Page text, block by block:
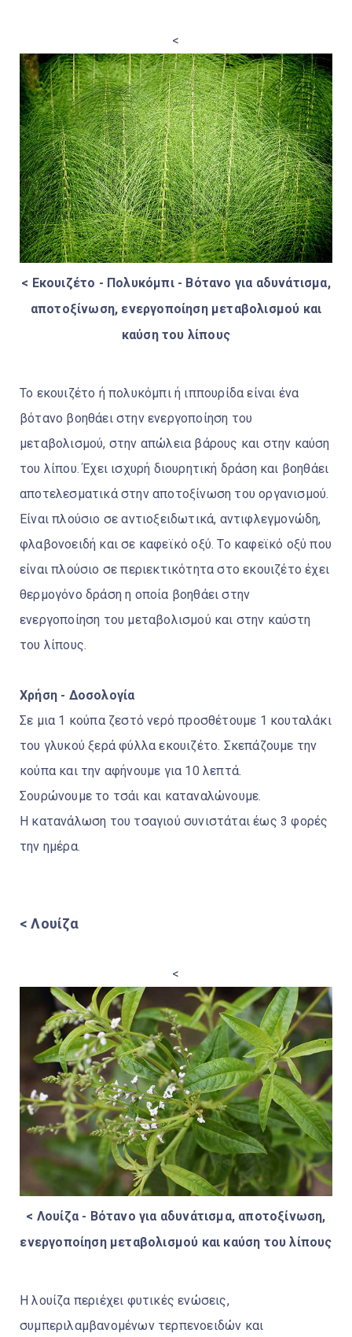
<
< Εκουιζέτο - Πολυκόμπι - Βότανο για αδυνάτισμα,
αποτοξίνωση, ενεργοποίηση μεταβολισμού και
καύση του λίπους
Το εκουιζέτο ή πολυκόμπι ή ιππουρίδα είναι ένα
βότανο βοηθάει στην ενεργοποίηση του
μεταβολισμού, στην απώλεια βάρους και στην καύση
του λίπου. Έχει ισχυρή διουρητική δράση και βοηθάει
αποτελεσματικά στην αποτοξίνωση του οργανισμού.
Είναι πλούσιο σε αντιοξειδωτικά, αντιφλεγμονώδη,
φλαβονοειδή και σε καφεϊκό οξύ. Το καφεϊκό οξύ που
είναι πλούσιο σε περιεκτικότητα στο εκουιζέτο έχει
θερμογόνο δράση η οποία βοηθάει στην
ενεργοποίηση του μεταβολισμού και στην καύστη
του λίπους.
Χρήση - Δοσολογία
Σε μια 1 κούπα ζεστό νερό προσθέτουμε 1 κουταλάκι
του γλυκού ξερά φύλλα εκουιζέτο. Σκεπάζουμε την
κούπα και την αφήνουμε για 10 λεπτά.
Σουρώνουμε το τσάι και καταναλώνουμε.
Η κατανάλωση του τσαγιού συνιστάται έως 3 φορές
την ημέρα.
< Λουίζα
<
< Λουίζα - Βότανο για αδυνάτισμα, αποτοξίνωση,
ενεργοποίηση μεταβολισμού και καύση του λίπους
Η λουίζα περιέχει φυτικές ενώσεις,
συμπεριλαμβανομένων τερπενοειδών και